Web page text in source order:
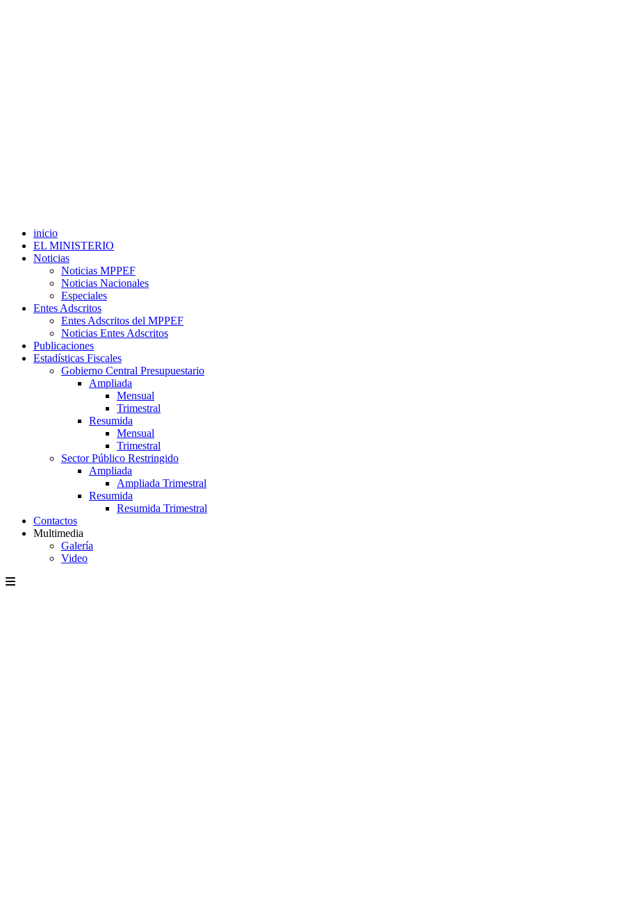
inicio
EL MINISTERIO
Noticias
Noticias MPPEF
Noticias Nacionales
Especiales
Entes Adscritos
Entes Adscritos del MPPEF
Noticias Entes Adscritos
Publicaciones
Estadísticas Fiscales
Gobierno Central Presupuestario
Ampliada
Mensual
Trimestral
Resumida
Mensual
Trimestral
Sector Público Restringido
Ampliada
Ampliada Trimestral
Resumida
Resumida Trimestral
Contactos
Multimedia
Galería
Video